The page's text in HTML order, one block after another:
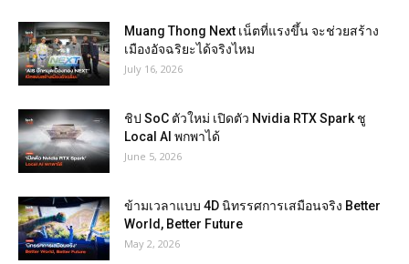
Muang Thong Next เน็ตที่แรงขึ้น จะช่วยสร้าง
เมืองอัจฉริยะได้จริงไหม
July 16, 2026
ชิป SoC ตัวใหม่ เปิดตัว Nvidia RTX Spark ชู
Local AI พกพาได้
June 5, 2026
ข้ามเวลาแบบ 4D นิทรรศการเสมือนจริง Better
World, Better Future
May 2, 2026